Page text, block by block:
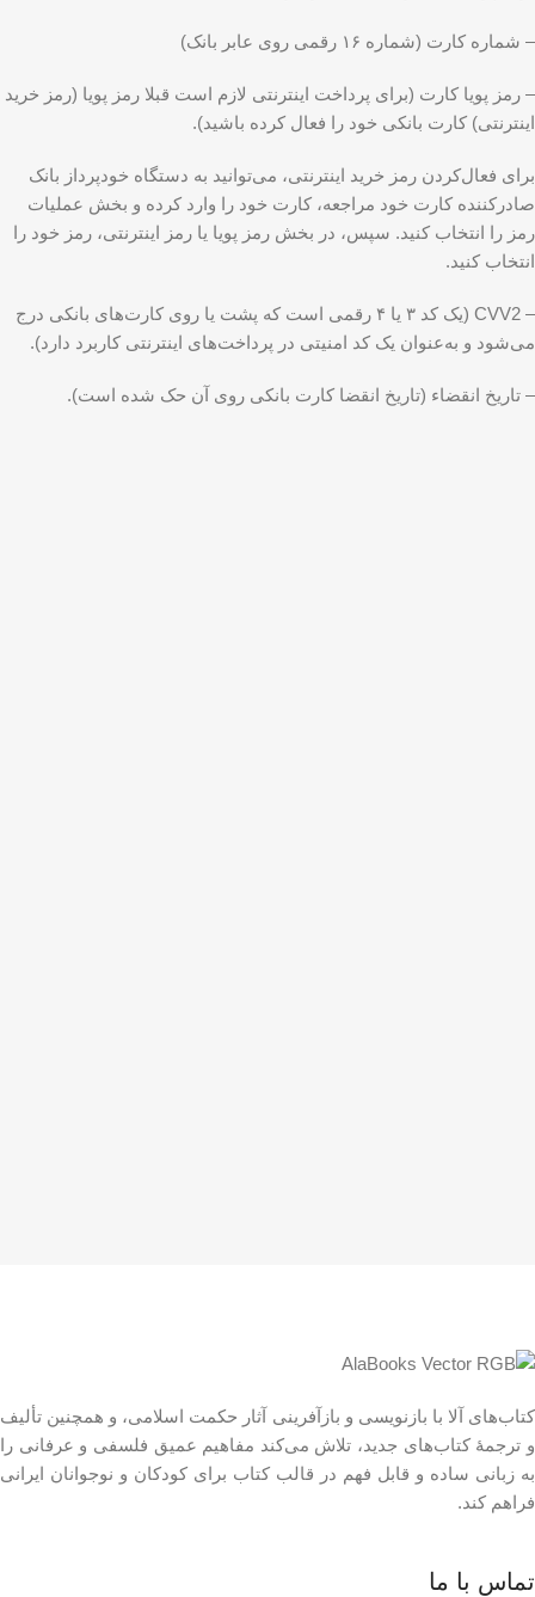
– شماره کارت (شماره ۱۶ رقمی روی عابر بانک)
– رمز پویا کارت (برای پرداخت اینترنتی لازم است قبلا رمز پویا (رمز خرید
اینترنتی) کارت بانکی خود را فعال کرده باشید).
برای فعال‌کردن رمز خرید اینترنتی، می‏‌توانید به دستگاه خودپرداز بانک
صادرکننده کارت خود مراجعه، کارت خود را وارد کرده و بخش عملیات
رمز را انتخاب کنید. سپس، در بخش رمز پویا یا رمز اینترنتی، رمز خود را
انتخاب کنید.
– CVV2 (یک کد ۳ یا ۴ رقمی است که پشت یا روی کارت‌‌‌‌‌‌‌‌‌‌‌‌‌‌‌‌‌‌‌‌‌‌‌‌‌‌‌‌‌‌‌‌‌‌‌‌‌‌‌‌‌‌‌‌‌‌‌‌‌‌‌‌‌های بانکی درج
می‌شود و به‌‌‌‌‌‌‌‌‌‌‌‌‌‌‌‌‌‌‌‌‌‌‌‌‌‌‌‌‌‌‌‌‌‌‌‌‌‌‌‌‌‌‌‌‌‌‌‌‌‌‌‌‌عنوان یک کد امنیتی در پرداخت‌‌‌‌‌‌‌‌‌‌‌‌‌‌‌‌‌‌‌‌‌‌‌‌‌‌‌‌‌‌‌‌‌‌‌‌‌‌‌‌‌‌‌‌‌‌‌‌‌‌‌‌‌های اینترنتی کاربرد دارد).
– تاریخ انقضاء (تاریخ انقضا کارت‌ بانکی روی آن حک شده است).
کتاب‌های آلا با بازنویسی و بازآفرینی آثار حکمت اسلامی، و همچنین تألیف
و ترجمۀ کتاب‌های جدید، تلاش می‌کند مفاهیم عمیق فلسفی و عرفانی را
به زبانی ساده و قابل فهم در قالب کتاب برای کودکان و نوجوانان ایرانی
فراهم کند.
تماس با ما